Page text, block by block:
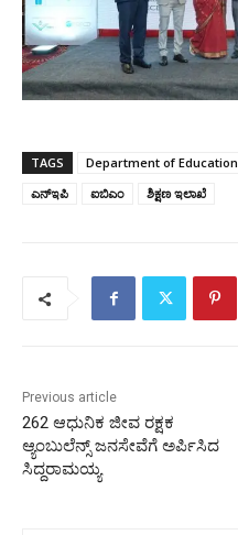
TAGS Department of Education
ಎನ್‌ಇಪಿ
ಐಬಿಎಂ ಶಿಕ್ಷಣ ಇಲಾಖೆ
Previous article
262 ಆಧುನಿಕ ಜೀವ ರಕ್ಷಕ
ಆ್ಯಂಬುಲೆನ್ಸ್‌ ಜನಸೇವೆಗೆ ಅರ್ಪಿಸಿದ
ಸಿದ್ದರಾಮಯ್ಯ